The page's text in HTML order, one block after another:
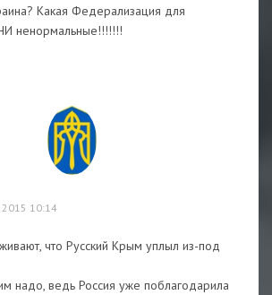
Какая Федерализация для
ненормальные!!!!!!!
10:14
что Русский Крым уплыл из-под
надо, ведь Россия уже поблагодарила